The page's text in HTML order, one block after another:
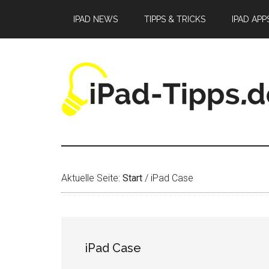
springen
springen
springen
IPAD NEWS TIPPS & TRICKS IPAD
Aktuelle Seite: Start / iPad Case
iPad Case